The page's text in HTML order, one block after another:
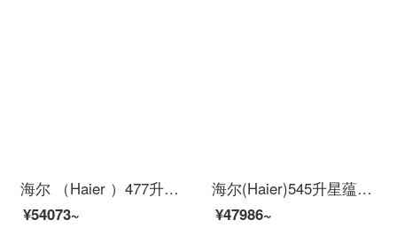
海尔 （Haier ）477升双变频风冷无霜十字门冰箱 +10KG滚筒洗衣机全自动洗烘一体智能投放
¥54073~
海尔(Haier)545升星蕴旗舰系列风冷无霜双变频十字门冰箱干湿分储存储母婴食材T·ABT除菌纤薄箱体BCD-545WFPB
¥47986~